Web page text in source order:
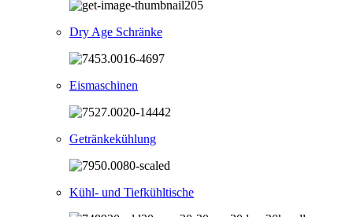
Dry Age Schränke
Eismaschinen
Getränkekühlung
Kühl- und Tiefkühltische